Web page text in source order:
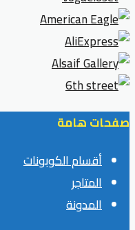
صفحات هامة
أقسام الكوبونات
المتاجر
المدونة